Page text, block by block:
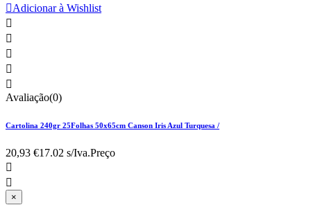
Adicionar à Wishlist





Avaliação(0)
Cartolina 240gr 25Folhas 50x65cm Canson Iris Azul Turquesa /
20,93 €17.02 s/Iva.Preço


×